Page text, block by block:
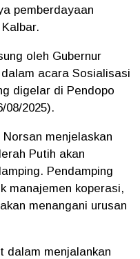
pemberdayaan
oleh Gubernur
dalam acara Sosialisasi
digelar di Pendopo
08/2025).
menjelaskan
Putih akan
Pendamping
manajemen koperasi,
menangani urusan
dalam menjalankan